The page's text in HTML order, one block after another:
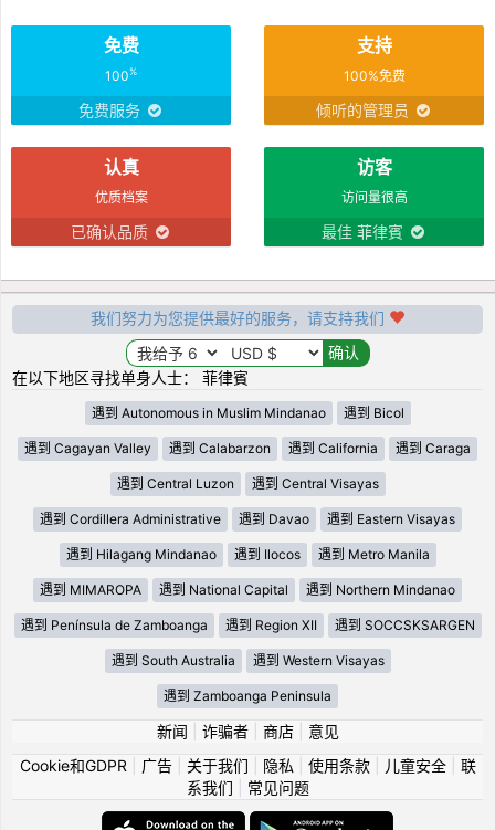
免费
100%
免费服务
支持
100%免费
倾听的管理员
认真
优质档案
已确认品质
访客
访问量很高
最佳 菲律賓
我们努力为您提供最好的服务，请支持我们
在以下地区寻找单身人士： 菲律賓
遇到 Autonomous in Muslim Mindanao 遇到 Bicol
遇到 Cagayan Valley 遇到 Calabarzon 遇到 California 遇到 Caraga
遇到 Central Luzon 遇到 Central Visayas
遇到 Cordillera Administrative 遇到 Davao 遇到 Eastern Visayas
遇到 Hilagang Mindanao 遇到 Ilocos 遇到 Metro Manila
遇到 MIMAROPA 遇到 National Capital 遇到 Northern Mindanao
遇到 Península de Zamboanga 遇到 Region XII 遇到 SOCCSKSARGEN
遇到 South Australia 遇到 Western Visayas
遇到 Zamboanga Peninsula
新闻 诈骗者| 商店| 意见
Cookie和GDPR
广告| 关于我们 隐私 使用条款| 儿童安全| 联
系我们
常见问题